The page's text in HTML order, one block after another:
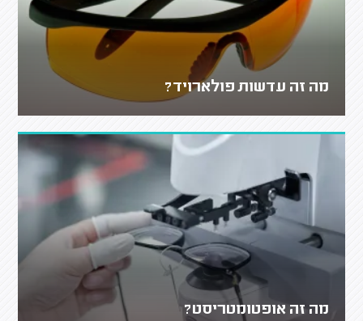
מה זה עדשות פולארויד?
מה זה אופטומטריסט?